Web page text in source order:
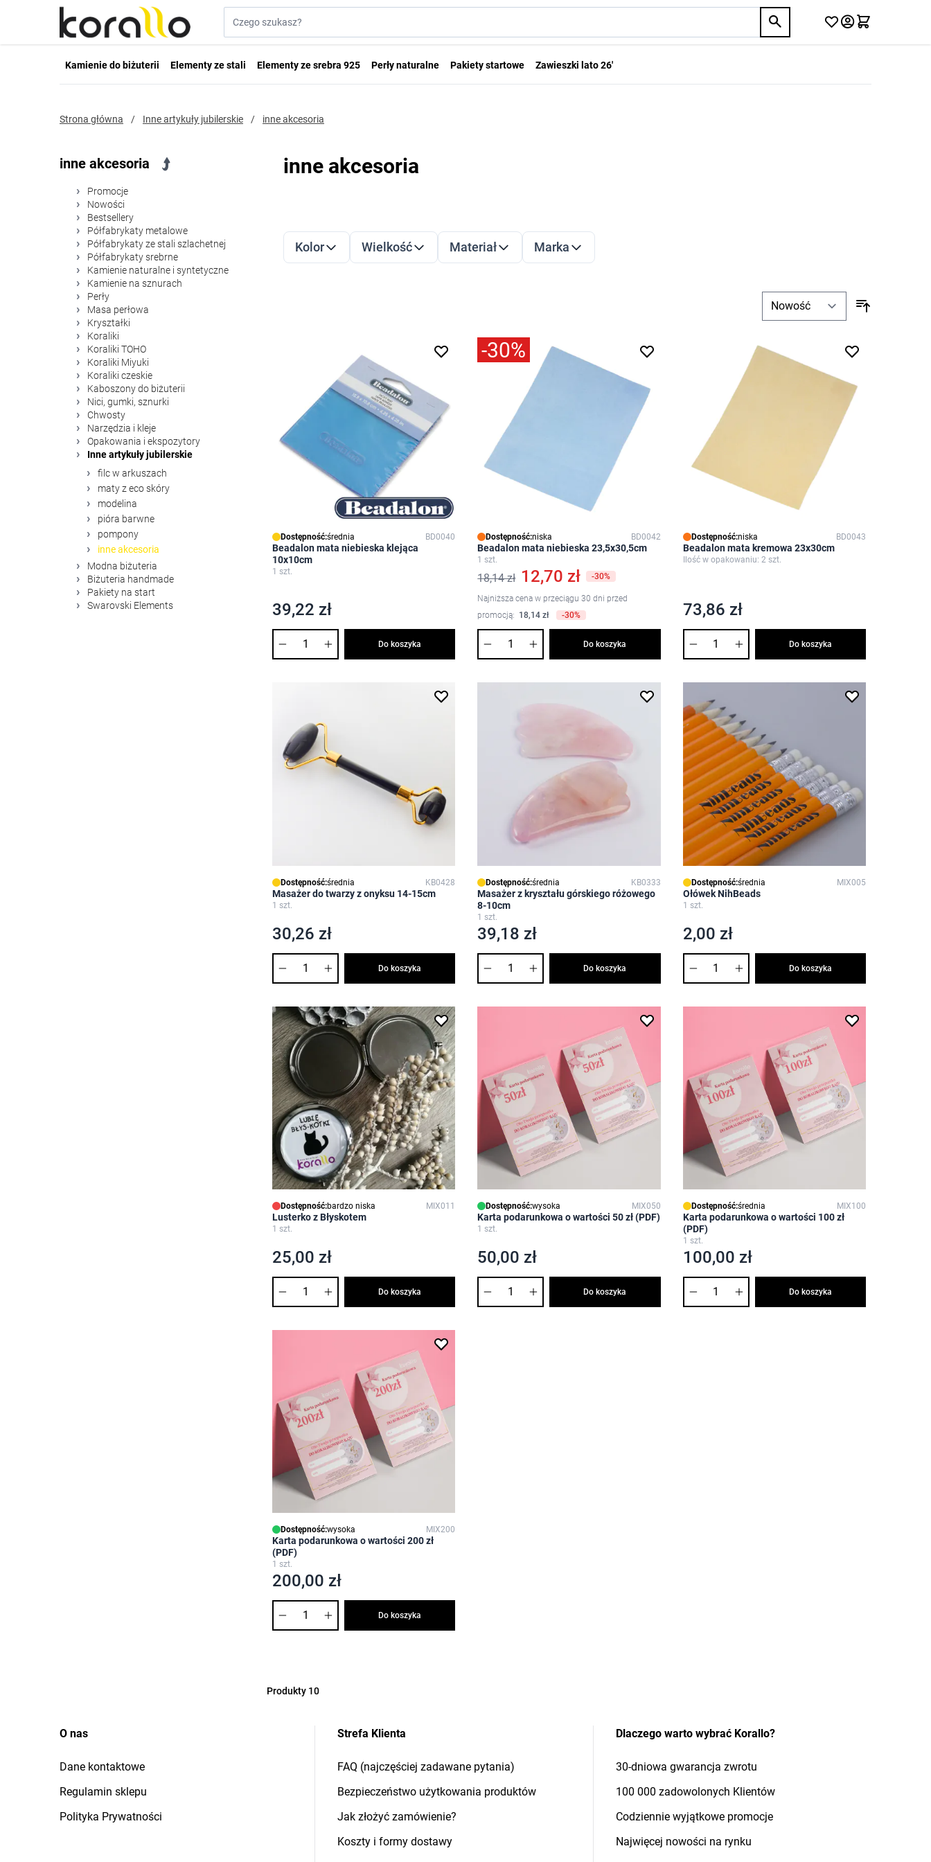
Przejdź do treści
Kamienie do biżuterii Elementy ze stali Elementy ze srebra 925 Perły naturalne Pakiety startowe Zawieszki lato 26'
Strona główna / Inne artykuły jubilerskie / inne akcesoria
inne akcesoria
Promocje
Nowości
Bestsellery
Półfabrykaty metalowe
Półfabrykaty ze stali szlachetnej
Półfabrykaty srebrne
Kamienie naturalne i syntetyczne
Kamienie na sznurach
Perły
Masa perłowa
Kryształki
Koraliki
Koraliki TOHO
Koraliki Miyuki
Koraliki czeskie
Kaboszony do biżuterii
Nici, gumki, sznurki
Chwosty
Narzędzia i kleje
Opakowania i ekspozytory
Inne artykuły jubilerskie
filc w arkuszach
maty z eco skóry
modelina
pióra barwne
pompony
inne akcesoria
Modna biżuteria
Biżuteria handmade
Pakiety na start
Swarovski Elements
inne akcesoria
FILTRY
Przejdź do listy produktów
Kolor
filter
Wielkość
filter
Materiał
filter
Marka
filter
Dostępność:średnia BD0040
Beadalon mata niebieska klejąca
10x10cm
1 szt.
39,22 zł
Do koszyka
-30%
Dostępność:niska BD0042
Beadalon mata niebieska 23,5x30,5cm
1 szt.
18,14 zł 12,70 zł -30%
Najniższa cena w przeciągu 30 dni przed
promocją: 18,14 zł -30%
Do koszyka
Dostępność:niska BD0043
Beadalon mata kremowa 23x30cm
Ilość w opakowaniu: 2 szt.
73,86 zł
Do koszyka
Dostępność:średnia KB0428
Masażer do twarzy z onyksu 14-15cm
1 szt.
30,26 zł
Do koszyka
Dostępność:średnia KB0333
Masażer z kryształu górskiego różowego
8-10cm
1 szt.
39,18 zł
Do koszyka
Dostępność:średnia MIX005
Ołówek NihBeads
1 szt.
2,00 zł
Do koszyka
Dostępność:bardzo niska MIX011
Lusterko z Błyskotem
1 szt.
25,00 zł
Do koszyka
Dostępność:wysoka MIX050
Karta podarunkowa o wartości 50 zł (PDF)
1 szt.
50,00 zł
Do koszyka
Dostępność:średnia MIX100
Karta podarunkowa o wartości 100 zł
(PDF)
1 szt.
100,00 zł
Do koszyka
Dostępność:wysoka MIX200
Karta podarunkowa o wartości 200 zł
(PDF)
1 szt.
200,00 zł
Do koszyka
Produkty 10
O nas
Dane kontaktowe
Regulamin sklepu
Polityka Prywatności
Strefa Klienta
FAQ (najczęściej zadawane pytania)
Bezpieczeństwo użytkowania produktów
Jak złożyć zamówienie?
Koszty i formy dostawy
Dlaczego warto wybrać Korallo?
30-dniowa gwarancja zwrotu
100 000 zadowolonych Klientów
Codziennie wyjątkowe promocje
Najwięcej nowości na rynku